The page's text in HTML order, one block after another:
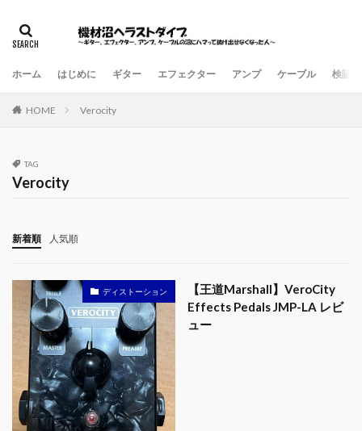
ホーム はじめに ギター エフェクター アンプ ケーブル 検証
HOME Verocity
TAG
Verocity
新着順 人気順
ディストーション
【王道Marshall】VeroCity
Effects Pedals JMP-LA レビ
ュー